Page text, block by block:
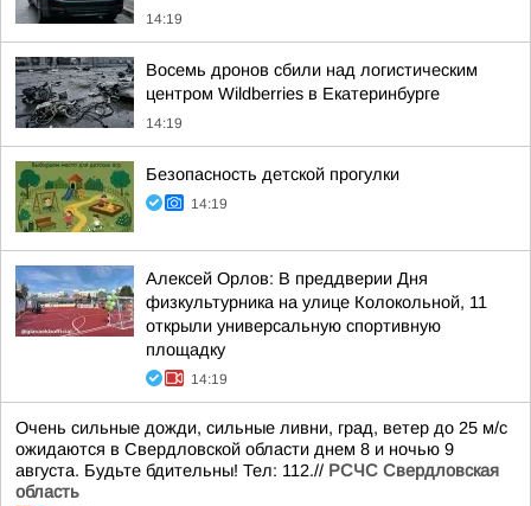
14:19
Восемь дронов сбили над логистическим
центром Wildberries в Екатеринбурге
14:19
Безопасность детской прогулки
14:19
Алексей Орлов: В преддверии Дня
физкультурника на улице Колокольной, 11
открыли универсальную спортивную
площадку
14:19
Очень сильные дожди, сильные ливни, град, ветер до 25 м/с
ожидаются в Свердловской области днем 8 и ночью 9
августа. Будьте бдительны! Тел: 112.// РСЧС Свердловская
область